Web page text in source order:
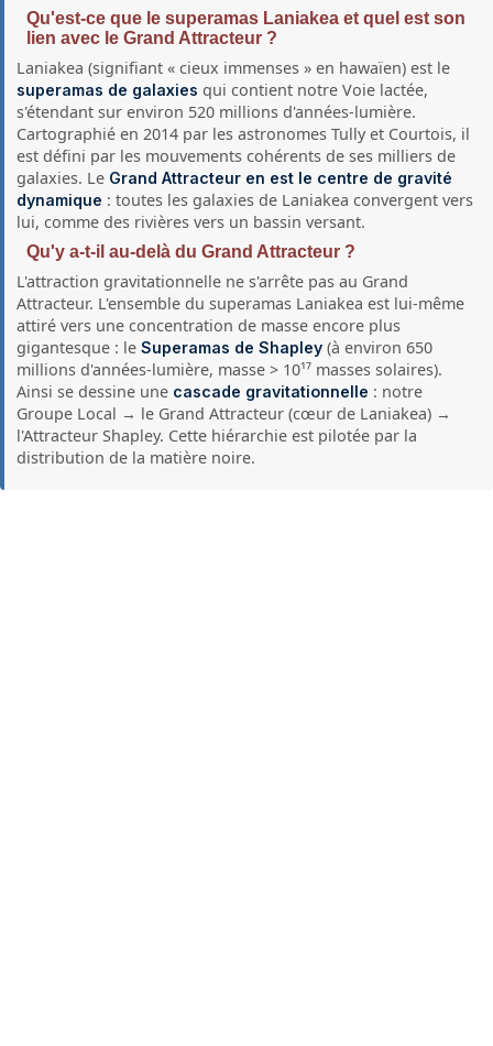
Qu'est-ce que le superamas Laniakea et quel est son
lien avec le Grand Attracteur ?
Laniakea (signifiant « cieux immenses » en hawaïen) est le
superamas de galaxies qui contient notre Voie lactée,
s'étendant sur environ 520 millions d'années-lumière.
Cartographié en 2014 par les astronomes Tully et Courtois, il
est défini par les mouvements cohérents de ses milliers de
galaxies. Le Grand Attracteur en est le centre de gravité
dynamique : toutes les galaxies de Laniakea convergent vers
lui, comme des rivières vers un bassin versant.
Qu'y a-t-il au-delà du Grand Attracteur ?
L'attraction gravitationnelle ne s'arrête pas au Grand
Attracteur. L'ensemble du superamas Laniakea est lui-même
attiré vers une concentration de masse encore plus
gigantesque : leSuperamas de Shapley (à environ 650
millions d'années-lumière, masse > 10¹⁷ masses solaires).
Ainsi se dessine une cascade gravitationnelle : notre
Groupe Local → le Grand Attracteur (cœur de Laniakea) →
l'Attracteur Shapley. Cette hiérarchie est pilotée par la
distribution de la matière noire.